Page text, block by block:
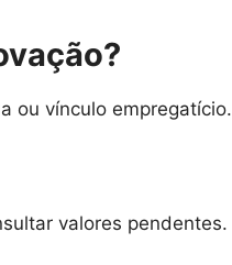
ou vínculo empregatício.
valores pendentes.